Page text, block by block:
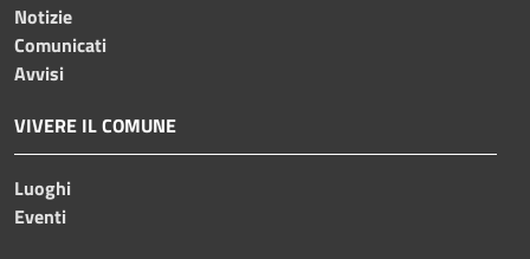
Notizie
Comunicati
Avvisi
VIVERE IL COMUNE
Luoghi
Eventi